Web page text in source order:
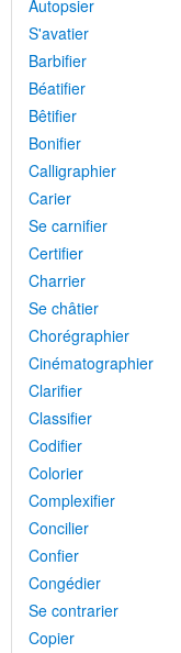
Autopsier
S'avatier
Barbifier
Béatifier
Bêtifier
Bonifier
Calligraphier
Carier
Se carnifier
Certifier
Charrier
Se châtier
Chorégraphier
Cinématographier
Clarifier
Classifier
Codifier
Colorier
Complexifier
Concilier
Confier
Congédier
Se contrarier
Copier